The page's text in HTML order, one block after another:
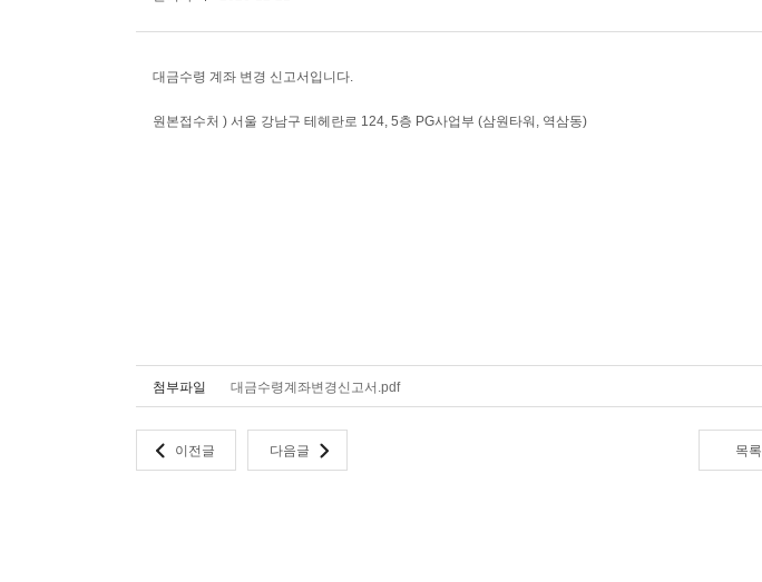
대금수령 계좌 변경 신고서입니다.
원본접수처 ) 서울 강남구 테헤란로 124, 5층 PG사업부 (삼원타워, 역삼동)
첨부파일 대금수령계좌변경신고서.pdf
이전글 다음글 목록